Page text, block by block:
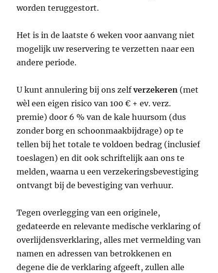
worden teruggestort.
Het is in de laatste 6 weken voor aanvang niet
mogelijk uw reservering te verzetten naar een
andere periode.
U kunt annulering bij ons zelfverzekeren (met
wèl een eigen risico van 100 € + ev. verz.
premie) door 6 % van de kale huursom (dus
zonder borg en schoonmaakbijdrage) op te
tellen bij het totale te voldoen bedrag (inclusief
toeslagen) en dit ook schriftelijk aan ons te
melden, waarna u een verzekeringsbevestiging
ontvangt bij de bevestiging van verhuur.
Tegen overlegging van een originele,
gedateerde en relevante medische verklaring of
overlijdensverklaring, alles met vermelding van
namen en adressen van betrokkenen en
degene die de verklaring afgeeft, zullen alle